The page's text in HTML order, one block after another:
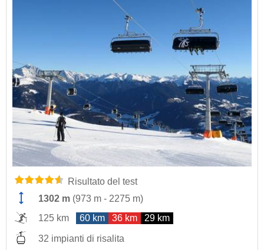
Risultato del test
1302 m (973 m - 2275 m)
125 km
60 km 36 km 29 km
32 impianti di risalita